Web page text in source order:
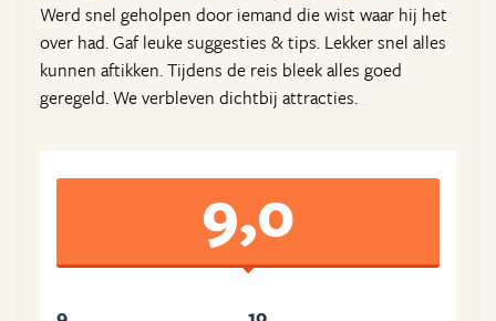
Werd snel geholpen door iemand die wist waar hij het
over had. Gaf leuke suggesties & tips. Lekker snel alles
kunnen aftikken. Tijdens de reis bleek alles goed
geregeld. We verbleven dichtbij attracties.
9,0